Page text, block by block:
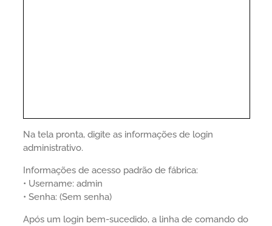
Na tela pronta, digite as informações de login
administrativo.
Informações de acesso padrão de fábrica:
• Username: admin
• Senha: (Sem senha)
Após um login bem-sucedido, a linha de comando do